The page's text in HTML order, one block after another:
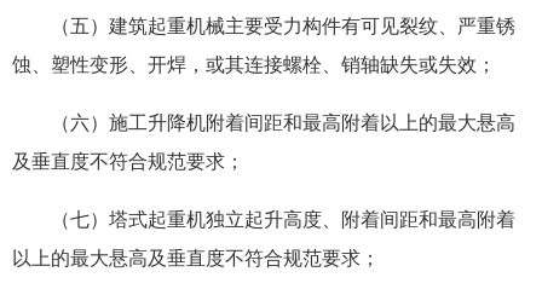
（五）建筑起重机械主要受力构件有可见裂纹、严重锈
蚀、塑性变形、开焊，或其连接螺栓、销轴缺失或失效；
（六）施工升降机附着间距和最高附着以上的最大悬高
及垂直度不符合规范要求；
（七）塔式起重机独立起升高度、附着间距和最高附着
以上的最大悬高及垂直度不符合规范要求；